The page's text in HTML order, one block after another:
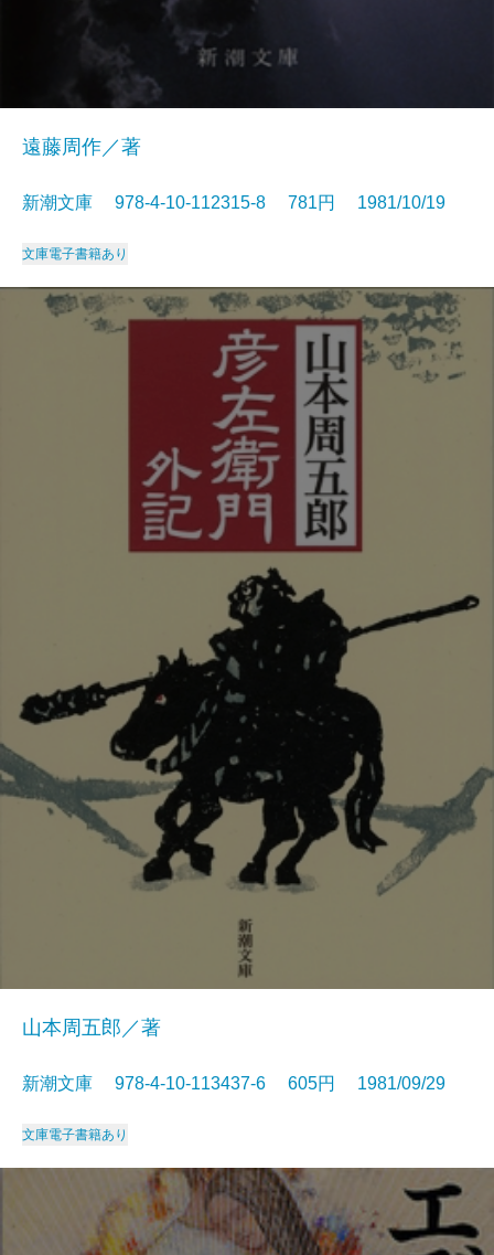
遠藤周作／著
新潮文庫 978-4-10-112315-8 781円 1981/10/19
文庫電子書籍あり
山本周五郎／著
新潮文庫 978-4-10-113437-6 605円 1981/09/29
文庫電子書籍あり